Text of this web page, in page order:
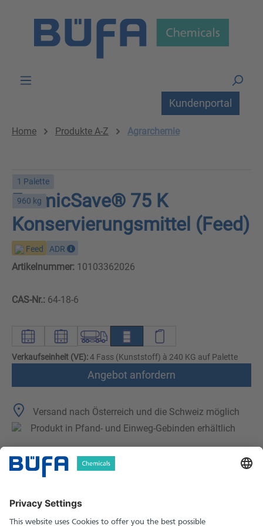
Kundenportal
Home Produkte A-Z Agrarchemie
1 Palette
960 kg
FormicSave® 75 K
Konservierungsmittel (Feed)
Feed ADR
Artikelnummer: 10103362026
CAS-Nr.: 64-18-6
Verkaufseinheit (VE):4 Fass (Kunststoff) à 240 KG auf Palette
Angebot anfordern
Versand nach Österreich und die Schweiz möglich
Produkt in Pfand- und Einweg-Gebinden erhältlich
Technische Merkmale
Sicherheitshinweise